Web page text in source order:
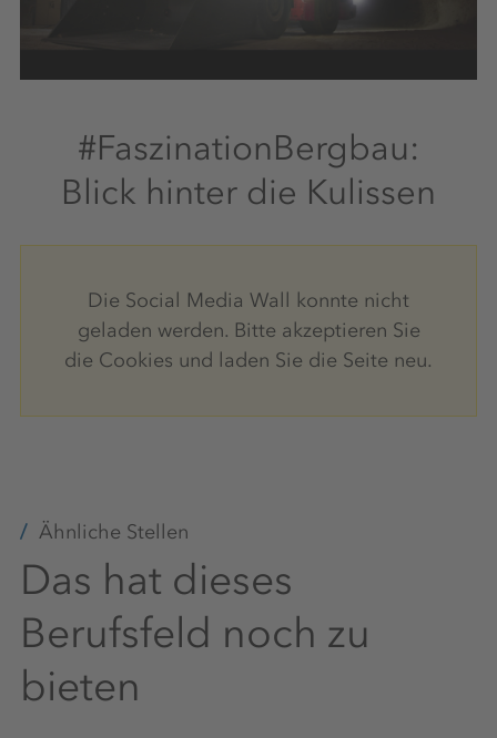
Chancengleichheit, Vielfalt &
Inklusion
Betriebliches
Kostenlose Getränke
Kostenlose Parkplätze
#FaszinationBergbau:
Blick hinter die Kulissen
Die Social Media Wall konnte nicht
geladen werden. Bitte akzeptieren Sie
die Cookies und laden Sie die Seite neu.
Ähnliche Stellen
Das hat dieses
Berufsfeld noch zu
bieten